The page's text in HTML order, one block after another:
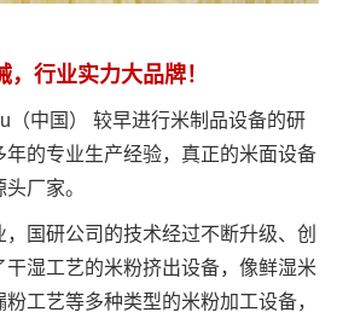
，行业实力大品牌！
（中国） 较早进行米制品设备的研
年的专业生产经验，真正的米面设备
厂家。
国研公司的技术经过不断升级、创
湿工艺的米粉挤出设备，像鲜湿米
工艺等多种类型的米粉加工设备，